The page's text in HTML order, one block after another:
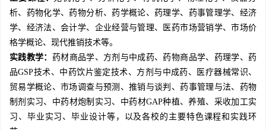
析、药物化学、药物分析、药学概论、药理学、药事管理学、经济
学、经济法、会计学、企业经营与管理、医药市场营销学、市场价
格学概论、现代推销技术等。
实践教学：
药材商品学、方剂与中成药、药物商品学、药理学、药
品GSP技术、中药饮片鉴定技术、方剂与中成药、医疗器械常识、
贸易学概论、市场调查与预测、推销与谈判、药事管理与法、药物
制剂实习、中药材炮制实习、中药材GAP种植、养殖、采收加工实
习、毕业实习、毕业设计等，以及各校的主要特色课程和实践环